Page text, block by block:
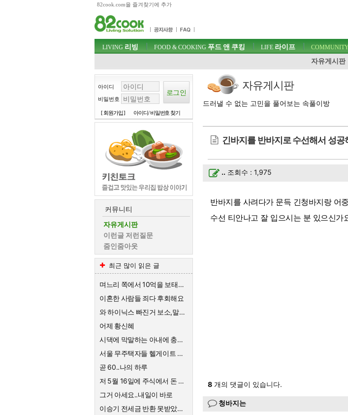
82cook.com을 즐겨찾기에 추가
주메뉴 바로가기
컨텐츠 바로가기
검색 바로가기
로그인 바로가기
주메뉴
LIVING 리빙 FOOD & COOKING 푸드 앤 쿠킹 LIFE 라이프 COMMUNITY
자유게시판
아이디
비밀번호
[ 회원가입 ] 아이디/ 비밀번호 찾기
커뮤니티
자유게시판
이런글 저런질문
줌인줌아웃
최근 많이 읽은 글
며느리 쪽에서 10억을 보태준대요.
이혼한 사람들 죄다 후회해요
와 하이닉스 빠진거 보소,말이 안나옴
어제 황신혜
시댁에 막말하는 아내에 충격받은 스튜디오
서울 무주택자들 헬게이트 열리네요
곧 60..나의 하루
저 5월 16일에 주식에서 돈 90% 뺐다고 글 올렸어요
그거 아세요..내일이 바로
이승기 전세금 반환 못받았네요
자유게시판
드러낼 수 없는 고민을 풀어보는 속풀이방
긴바지를 반바지로 수선해서 성공
.. 조회수 : 1,975
반바지를 사려다가 문득 긴청바지랑 어
수선 티안나고 잘 입으시는 분 있으신가
8 개의 댓글이 있습니다.
청바지는